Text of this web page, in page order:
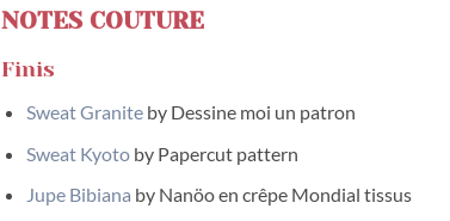
NOTES COUTURE
Finis
Sweat Graniteby Dessine moi un patron
Sweat Kyotoby Papercut pattern
Jupe Bibiana by Nanöo en crêpe Mondial tissus